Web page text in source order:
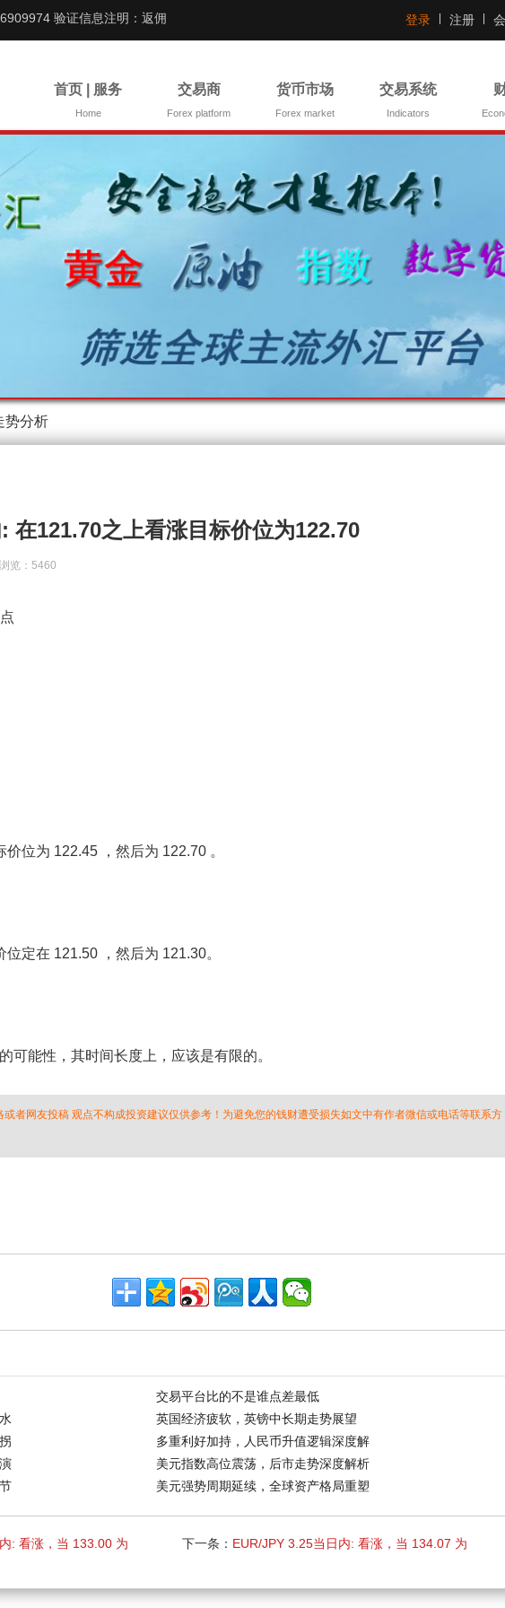
验证信息注明：返佣 登录 注册
首页 | 服务
Home
交易商
Forex platform
货币市场
Forex market
交易系统
Indicators
势分析
在121.70之上看涨目标价位为122.70
览：5460
为 122.45 ，然后为 122.70 。
在 121.50 ，然后为 121.30。
能性，其时间长度上，应该是有限的。
者网友投稿 观点不构成投资建议仅供参考！为避免您的钱财遭受损失如文中有作者微信或电话等联系方
交易平台比的不是谁点差最低
英国经济疲软，英镑中长期走势展望
多重利好加持，人民币升值逻辑深度解
美元指数高位震荡，后市走势深度解析
美元强势周期延续，全球资产格局重塑
: 看涨，当 133.00 为 下一条： EUR/JPY 3.25当日内: 看涨，当 134.07 为
支撑位，目标定在135.91